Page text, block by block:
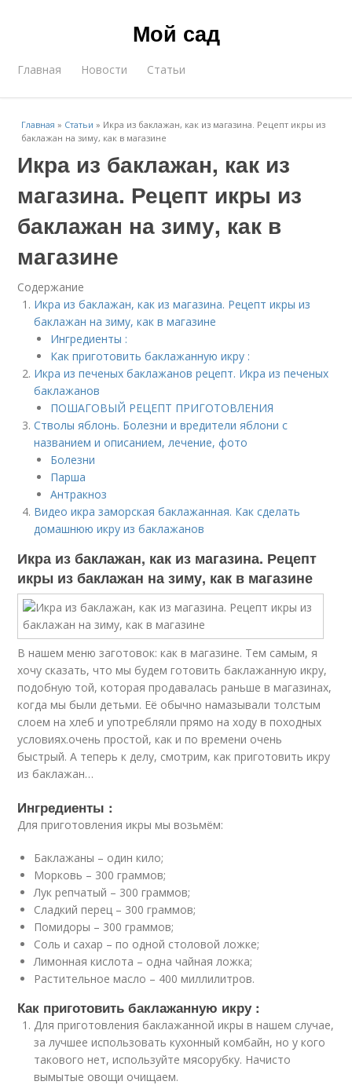
Мой сад
Главная Новости Статьи
Главная » Статьи » Икра из баклажан, как из магазина. Рецепт икры из
баклажан на зиму, как в магазине
Икра из баклажан, как из
магазина. Рецепт икры из
баклажан на зиму, как в
магазине
Содержание
Икра из баклажан, как из магазина. Рецепт икры из
баклажан на зиму, как в магазине
Ингредиенты :
Как приготовить баклажанную икру :
Икра из печеных баклажанов рецепт. Икра из печеных
баклажанов
ПОШАГОВЫЙ РЕЦЕПТ ПРИГОТОВЛЕНИЯ
Стволы яблонь. Болезни и вредители яблони с
названием и описанием, лечение, фото
Болезни
Парша
Антракноз
Видео икра заморская баклажанная. Как сделать
домашнюю икру из баклажанов
Икра из баклажан, как из магазина. Рецепт
икры из баклажан на зиму, как в магазине
В нашем меню заготовок: как в магазине. Тем самым, я
хочу сказать, что мы будем готовить баклажанную икру,
подобную той, которая продавалась раньше в магазинах,
когда мы были детьми. Её обычно намазывали толстым
слоем на хлеб и употребляли прямо на ходу в походных
условиях.очень простой, как и по времени очень
быстрый. А теперь к делу, смотрим, как приготовить икру
из баклажан…
Ингредиенты :
Для приготовления икры мы возьмём:
Баклажаны – один кило;
Морковь – 300 граммов;
Лук репчатый – 300 граммов;
Сладкий перец – 300 граммов;
Помидоры – 300 граммов;
Соль и сахар – по одной столовой ложке;
Лимонная кислота – одна чайная ложка;
Растительное масло – 400 миллилитров.
Как приготовить баклажанную икру :
Для приготовления баклажанной икры в нашем случае,
за лучшее использовать кухонный комбайн, но у кого
такового нет, используйте мясорубку. Начисто
вымытые овощи очищаем.